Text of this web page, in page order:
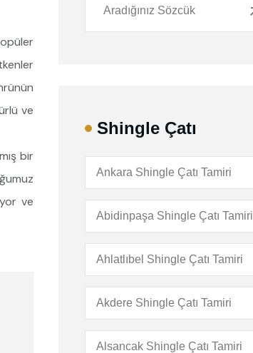
ve
bir
ve
Shingle Çatı
Ankara Shingle Çatı Tamiri
Abidinpaşa Shingle Çatı Tamiri
Ahlatlıbel Shingle Çatı Tamiri
Akdere Shingle Çatı Tamiri
Alsancak Shingle Çatı Tamiri